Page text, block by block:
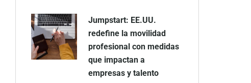
Jumpstart: EE.UU.
redefine la movilidad
profesional con medidas
que impactan a
empresas y talento